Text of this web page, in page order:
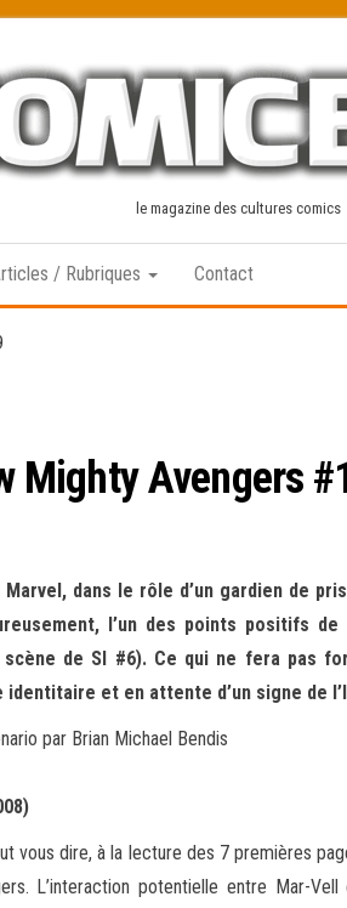
le magazine des cultures comics
/ Rubriques Contact
Mighty Avengers
dans le rôle d’un gardien de
l’un des points positifs
de SI #6). Ce qui ne fera pas
et en attente d’un signe de
par Brian Michael Bendis
vous dire, à la lecture des 7 premières
L’interaction potentielle entre Mar-